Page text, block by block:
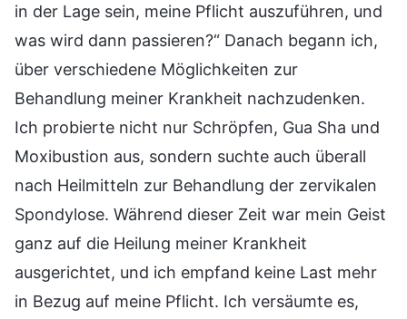
in der Lage sein, meine Pflicht auszuführen, und
was wird dann passieren?“ Danach begann ich,
über verschiedene Möglichkeiten zur
Behandlung meiner Krankheit nachzudenken.
Ich probierte nicht nur Schröpfen, Gua Sha und
Moxibustion aus, sondern suchte auch überall
nach Heilmitteln zur Behandlung der zervikalen
Spondylose. Während dieser Zeit war mein Geist
ganz auf die Heilung meiner Krankheit
ausgerichtet, und ich empfand keine Last mehr
in Bezug auf meine Pflicht. Ich versäumte es,